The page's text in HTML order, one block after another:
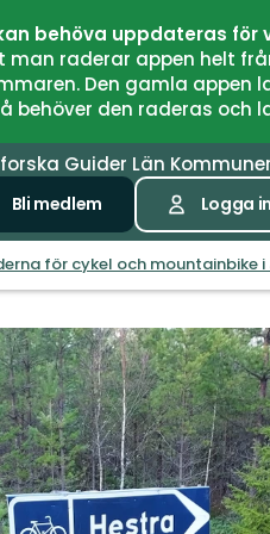
behöva uppdateras för
man raderar appen helt
Den gamla
behöver den raderas och
Guider Län Kommuner
Bli medlem Logga in
för cykel och mountainbike